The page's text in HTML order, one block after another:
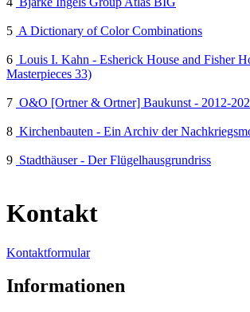
5 A Dictionary of Color Combinations
6 Louis I. Kahn - Esherick House and Fisher
Masterpieces 33)
7 O&O [Ortner & Ortner] Baukunst - 2012-
8 Kirchenbauten - Ein Archiv der
9 Stadthäuser - Der Flügelhausgrundriss
Kontakt
Kontaktformular
Informationen